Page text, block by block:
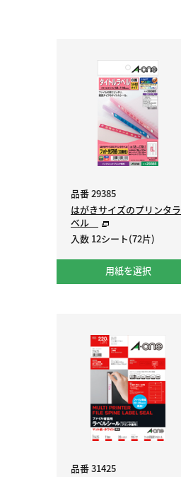
品番 29385
はがきサイズのプリンタラ
ベル
入数 12シート(72片)
用紙を選択
品番 31425